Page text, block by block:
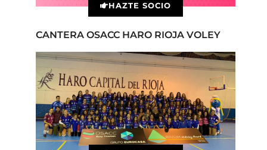
HAZTE SOCIO
CANTERA OSACC HARO RIOJA VOLEY